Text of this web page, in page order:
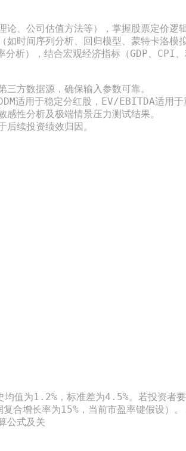
、公司估值方法等），掌握股票定价
时间序列分析、回归模型、蒙特卡洛
析），结合宏观经济指标（GDP、CPI
三方数据源，确保输入参数可靠。
适用于稳定分红股，EV/EBITDA适用
感性分析及极端情景压力测试结果。
后续投资绩效归因。
值为1.2%，标准差为4.5%。若投资者
合增长率为15%，当前市盈率键假设）
公式及关